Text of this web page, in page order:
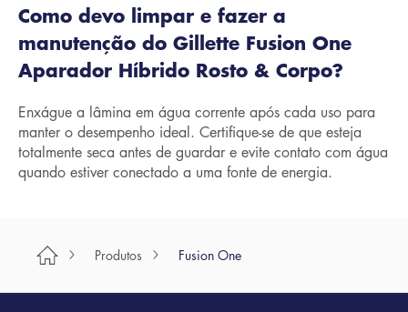
Como devo limpar e fazer a
manutenção do Gillette Fusion One
Aparador Híbrido Rosto & Corpo?
Enxágue a lâmina em água corrente após cada uso para
manter o desempenho ideal. Certifique-se de que esteja
totalmente seca antes de guardar e evite contato com água
quando estiver conectado a uma fonte de energia.
Produtos Fusion One